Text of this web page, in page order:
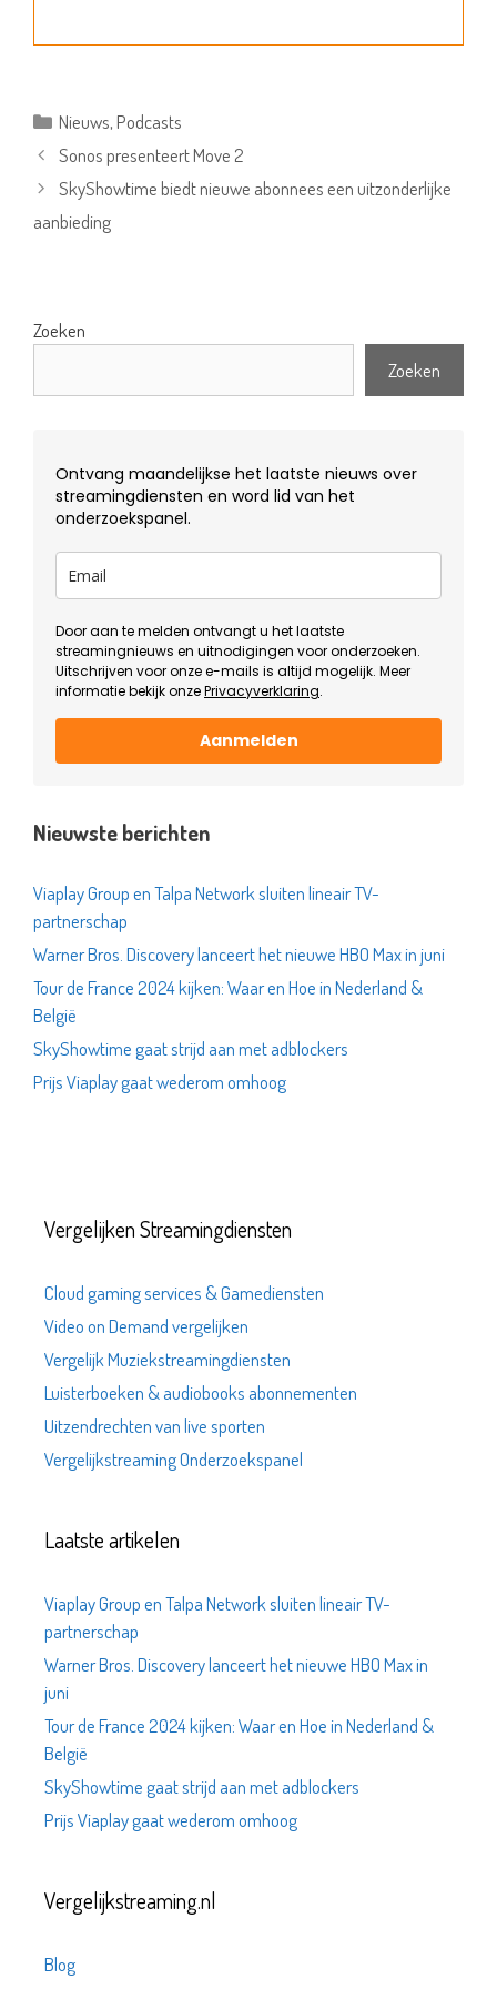
Categorieën
Nieuws,Podcasts
Sonos presenteert Move 2
SkyShowtime biedt nieuwe abonnees een uitzonderlijke
aanbieding
Zoeken
Zoeken
Ontvang maandelijkse het laatste nieuws over
streamingdiensten en word lid van het
onderzoekspanel.
Door aan te melden ontvangt u het laatste
streamingnieuws en uitnodigingen voor onderzoeken.
Uitschrijven voor onze e-mails is altijd mogelijk. Meer
informatie bekijk onzePrivacyverklaring.
Aanmelden
Nieuwste berichten
Viaplay Group en Talpa Network sluiten lineair TV-
partnerschap
Warner Bros. Discovery lanceert het nieuwe HBO Max in juni
Tour de France 2024 kijken: Waar en Hoe in Nederland &
België
SkyShowtime gaat strijd aan met adblockers
Prijs Viaplay gaat wederom omhoog
Vergelijken Streamingdiensten
Cloud gaming services & Gamediensten
Video on Demand vergelijken
Vergelijk Muziekstreamingdiensten
Luisterboeken & audiobooks abonnementen
Uitzendrechten van live sporten
Vergelijkstreaming Onderzoekspanel
Laatste artikelen
Viaplay Group en Talpa Network sluiten lineair TV-
partnerschap
Warner Bros. Discovery lanceert het nieuwe HBO Max in
juni
Tour de France 2024 kijken: Waar en Hoe in Nederland &
België
SkyShowtime gaat strijd aan met adblockers
Prijs Viaplay gaat wederom omhoog
Vergelijkstreaming.nl
Blog